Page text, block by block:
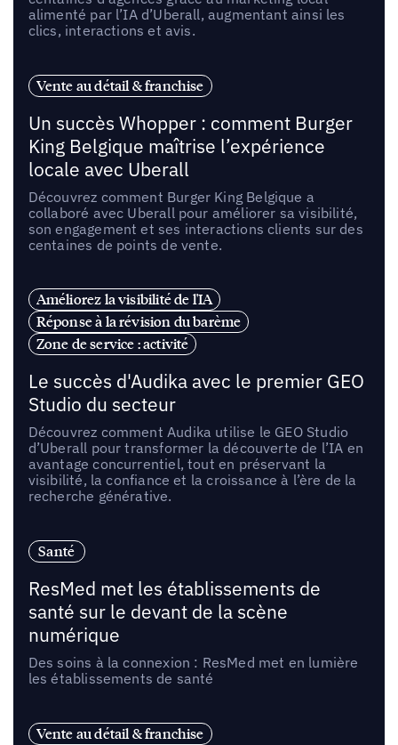
alimenté par l’IA d’Uberall, augmentant ainsi les
clics, interactions et avis.
Vente au détail & franchise
Un succès Whopper : comment Burger
King Belgique maîtrise l’expérience
locale avec Uberall
Découvrez comment Burger King Belgique a
collaboré avec Uberall pour améliorer sa visibilité,
son engagement et ses interactions clients sur des
centaines de points de vente.
Améliorez la visibilité de l'IA
Réponse à la révision du barème
Zone de service : activité
Le succès d'Audika avec le premier GEO
Studio du secteur
Découvrez comment Audika utilise le GEO Studio
d’Uberall pour transformer la découverte de l’IA en
avantage concurrentiel, tout en préservant la
visibilité, la confiance et la croissance à l’ère de la
recherche générative.
Santé
ResMed met les établissements de
santé sur le devant de la scène
numérique
Des soins à la connexion : ResMed met en lumière
les établissements de santé
Vente au détail & franchise